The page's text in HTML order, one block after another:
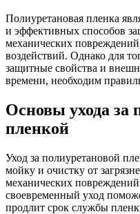
Полиуретановая пленка
и эффективных способов
механических
воздействий. Однако для
защитные свойства и
времени, необходим
Основы ухода за
пленкой
Уход за полиуретановой
мойку и очистку от
механических
своевременный уход
продлит срок службы